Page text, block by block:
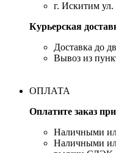
г. Искитим
Курьерская
Доставка до
Вывоз из
ОПЛАТА
Оплатите заказ
Наличными
Наличными